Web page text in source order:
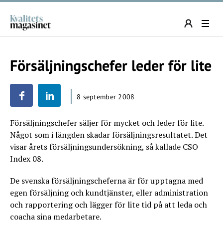
Försäljningschefer leder för lite
8 september 2008
Försäljningschefer säljer för mycket och leder för lite.
Något som i längden skadar försäljningsresultatet. Det
visar årets försäljningsundersökning, så kallade CSO
Index 08.
De svenska försäljningscheferna är för upptagna med
egen försäljning och kundtjänster, eller administration
och rapportering och lägger för lite tid på att leda och
coacha sina medarbetare.